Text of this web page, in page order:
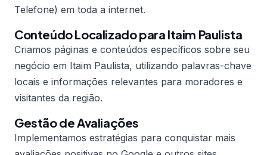
Telefone) em toda a internet.
Conteúdo Localizado para Itaim Paulista
Criamos páginas e conteúdos específicos sobre seu
negócio em Itaim Paulista, utilizando palavras-chave
locais e informações relevantes para moradores e
visitantes da região.
Gestão de Avaliações
Implementamos estratégias para conquistar mais